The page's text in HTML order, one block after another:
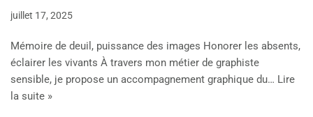
juillet 17, 2025
Mémoire de deuil, puissance des images Honorer les absents,
éclairer les vivants À travers mon métier de graphiste
sensible, je propose un accompagnement graphique du… Lire
la suite »